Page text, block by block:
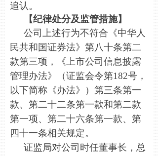
追认。
【纪律处分及监管措施】
公司上述行为不符合《中华人
民共和国证券法》第八十条第二
款第三项，《上市公司信息披露
管理办法》（证监会令第182号，
以下简称《办法》）第三条第一
款、第二十二条第一款和第二款
第一项、第二十六条第一款、第
四十一条相关规定。
证监局对公司时任董事长，总